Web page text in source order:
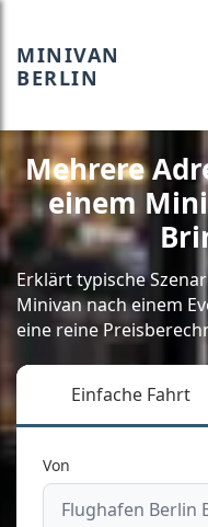
MINIVAN
BERLIN
Mehrere
einem
Erklärt typische
Minivan nach einem
eine reine
Einfache Fahrt
Von